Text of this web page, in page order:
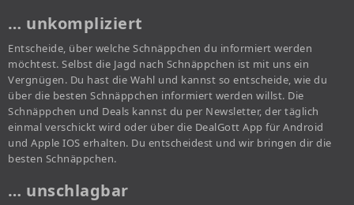
… unkompliziert
Entscheide, über welche Schnäppchen du informiert werden
möchtest. Selbst die Jagd nach Schnäppchen ist mit uns ein
Vergnügen. Du hast die Wahl und kannst so entscheide, wie du
über die besten Schnäppchen informiert werden willst. Die
Schnäppchen und Deals kannst du per Newsletter, der täglich
einmal verschickt wird oder über die DealGott App für Android
und Apple IOS erhalten. Du entscheidest und wir bringen dir die
besten Schnäppchen.
… unschlagbar